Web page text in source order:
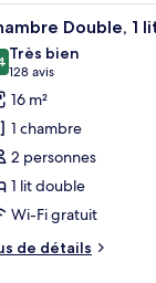
une vue sur
:
7 Double, 1
sur 10
Très bien
128 avis
(128 avis)
16 m²
1 chambre
2 personnes
1 lit double
Wi-Fi gratuit
de détails